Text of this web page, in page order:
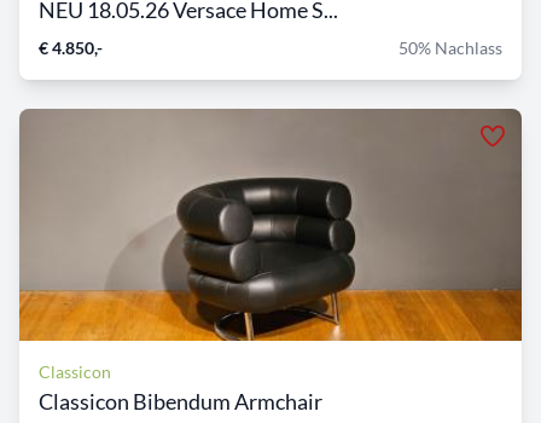
NEU 18.05.26 Versace Home S...
€ 4.850,- 50% Nachlass
Classicon
Classicon Bibendum Armchair